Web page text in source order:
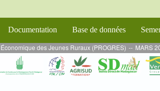
Documentation Base de données
des Jeunes Ruraux (PROGRES) -- MARS 2024 -